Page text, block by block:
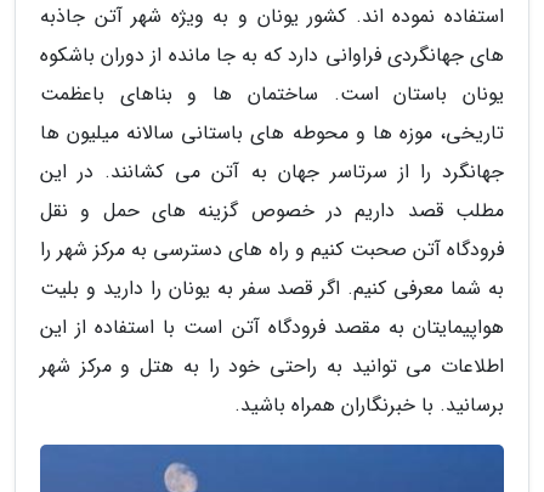
استفاده نموده اند. کشور یونان و به ویژه شهر آتن جاذبه
های جهانگردی فراوانی دارد که به جا مانده از دوران باشکوه
یونان باستان است. ساختمان ها و بناهای باعظمت
تاریخی، موزه ها و محوطه های باستانی سالانه میلیون ها
جهانگرد را از سرتاسر جهان به آتن می کشانند. در این
مطلب قصد داریم در خصوص گزینه های حمل و نقل
فرودگاه آتن صحبت کنیم و راه های دسترسی به مرکز شهر را
به شما معرفی کنیم. اگر قصد سفر به یونان را دارید و بلیت
هواپیمایتان به مقصد فرودگاه آتن است با استفاده از این
اطلاعات می توانید به راحتی خود را به هتل و مرکز شهر
برسانید. با خبرنگاران همراه باشید.